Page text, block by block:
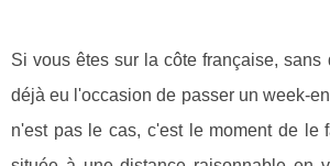
Si vous êtes sur la côte française, sans
déjà eu l'occasion de passer un week-
n'est pas le cas, c'est le moment de le